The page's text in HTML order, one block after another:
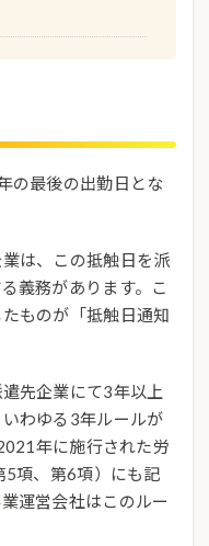
の最後の出勤日とな
は、この抵触日を派
義務があります。こ
ものが「抵触日通知
先企業にて3年以上
わゆる3年ルールが
年に施行された労
項、第6項）にも記
運営会社はこのルー